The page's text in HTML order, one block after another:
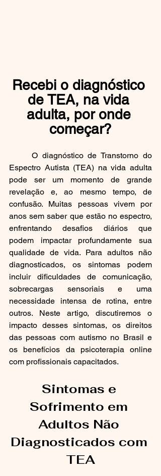
Recebi o diagnóstico
de TEA, na vida
adulta, por onde
começar?
Espectro Autista (TEA) na vida adulta
pode ser um momento de grande
revelação e, ao mesmo tempo, de
confusão. Muitas pessoas vivem por
anos sem saber que estão no espectro,
enfrentando desafios diários que
podem impactar profundamente sua
qualidade de vida. Para adultos não
diagnosticados, os sintomas podem
incluir dificuldades de comunicação,
sobrecargas sensoriais e uma
necessidade intensa de rotina, entre
outros. Neste artigo, discutiremos o
impacto desses sintomas, os direitos
das pessoas com autismo no Brasil e
os benefícios da psicoterapia online
com profissionais capacitados.
Sintomas e
Sofrimento em
Adultos Não
Diagnosticados com
TEA